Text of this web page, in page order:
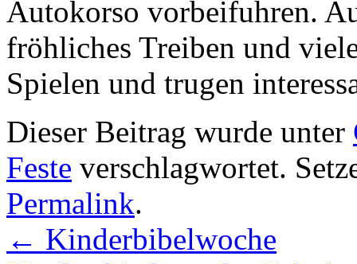
Autokorso vorbeifuhren.
fröhliches Treiben und
Spielen und trugen
Dieser Beitrag wurde unter
Feste verschlagwortet.
Permalink.
← Kinderbibelwoche